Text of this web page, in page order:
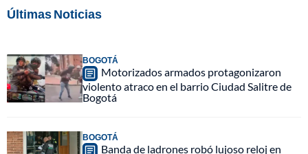
Últimas Noticias
BOGOTÁ
Motorizados armados protagonizaron
violento atraco en el barrio Ciudad Salitre de
Bogotá
BOGOTÁ
Banda de ladrones robó lujoso reloj en